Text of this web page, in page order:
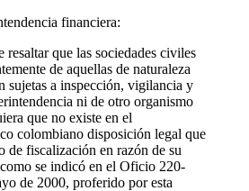
financiera:
resaltar que las sociedades civiles
de aquellas de naturaleza
sujetas a inspección, vigilancia y
ni de otro organismo
que no existe en el
colombiano disposición legal que
de fiscalización en razón de su
se indicó en el Oficio 220-
de 2000, proferido por esta